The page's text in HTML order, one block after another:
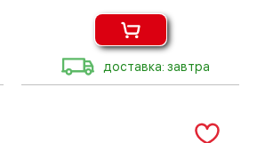
доставка: завтра